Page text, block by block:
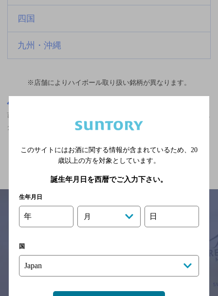
四国
九州・沖縄
※店舗によりハイボール取り扱い銘柄が異なります。
吉祥寺駅(東京都)周辺500m,エスニック・無国籍,合コンにおすすめ,
クーポンありのお店
関連ページ
※それぞれのお店のメニューや営業時間などの掲載情報については、
予告なしに変更されることがありますので、
念のためお店にご確認の上ご来店くださいますようお願い申し上げま
情報提供：ぐるなび
このサイトにはお酒に関する情報が含まれているため、 20
歳以上の方を対象としています。
誕生年月日を西暦でご入力下さい。
生年月日
年 月 日
国